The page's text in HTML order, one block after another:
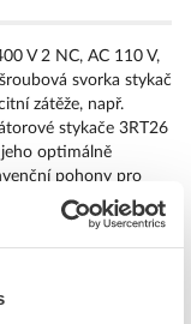
V 2 NC, AC 110 V,
svorka stykač
zátěže, např.
stykače 3RT26
optimálně
pohony pro
ovládáním AC/DC.
konstrukci a
s jinými
pomocné kontakty